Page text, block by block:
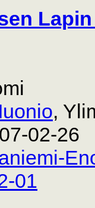
,
02-26
01